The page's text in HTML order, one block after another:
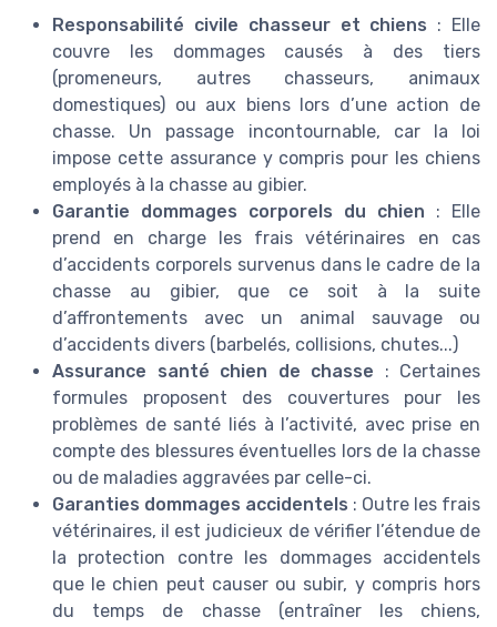
Responsabilité civile chasseur et chiens : Elle
couvre les dommages causés à des tiers
(promeneurs, autres chasseurs, animaux
domestiques) ou aux biens lors d’une action de
chasse. Un passage incontournable, car la loi
impose cette assurance y compris pour les chiens
employés à la chasse au gibier.
Garantie dommages corporels du chien : Elle
prend en charge les frais vétérinaires en cas
d’accidents corporels survenus dans le cadre de la
chasse au gibier, que ce soit à la suite
d’affrontements avec un animal sauvage ou
d’accidents divers (barbelés, collisions, chutes...)
Assurance santé chien de chasse : Certaines
formules proposent des couvertures pour les
problèmes de santé liés à l’activité, avec prise en
compte des blessures éventuelles lors de la chasse
ou de maladies aggravées par celle-ci.
Garanties dommages accidentels : Outre les frais
vétérinaires, il est judicieux de vérifier l’étendue de
la protection contre les dommages accidentels
que le chien peut causer ou subir, y compris hors
du temps de chasse (entraîner les chiens,